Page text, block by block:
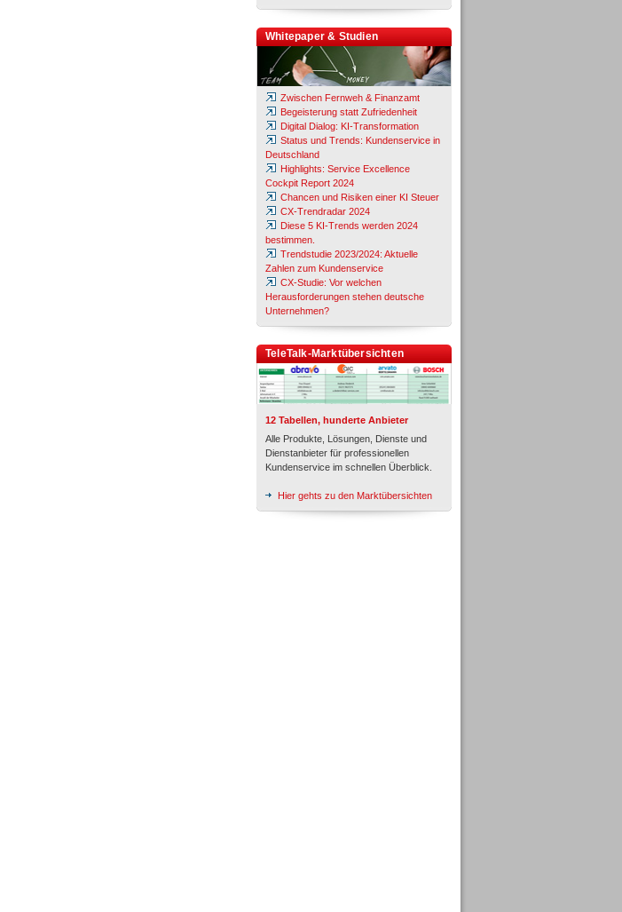
Whitepaper & Studien
Zwischen Fernweh & Finanzamt
Begeisterung statt Zufriedenheit
Digital Dialog: KI-Transformation
Status und Trends: Kundenservice in
Deutschland
Highlights: Service Excellence
Cockpit Report 2024
Chancen und Risiken einer KI Steuer
CX-Trendradar 2024
Diese 5 KI-Trends werden 2024
bestimmen.
Trendstudie 2023/2024: Aktuelle
Zahlen zum Kundenservice
CX-Studie: Vor welchen
Herausforderungen stehen deutsche
Unternehmen?
TeleTalk-Marktübersichten
12 Tabellen, hunderte Anbieter
Alle Produkte, Lösungen, Dienste und
Dienstanbieter für professionellen
Kundenservice im schnellen Überblick.
Hier gehts zu den Marktübersichten